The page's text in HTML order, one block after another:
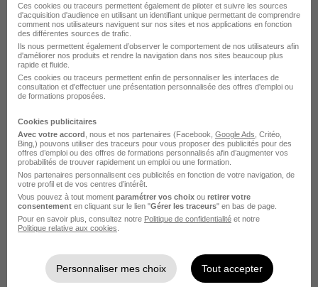
Référent Sécurité Boulogne
Billancourt - Nantes H/F
Boulogne-Billancourt - 92 CDI
Voir l’offre
Ces cookies ou traceurs permettent également de piloter et suivre les sources
d'acquisition d'audience en utilisant un identifiant unique permettant de comprendre
comment nos utilisateurs naviguent sur nos sites et nos applications en fonction
des différentes sources de trafic.
Ils nous permettent également d’observer le comportement de nos utilisateurs afin
d'améliorer nos produits et rendre la navigation dans nos sites beaucoup plus
rapide et fluide.
Ces cookies ou traceurs permettent enfin de personnaliser les interfaces de
consultation et d'effectuer une présentation personnalisée des offres d'emploi ou
de formations proposées.
Cookies publicitaires
Avec votre accord , nous et nos partenaires (Facebook, Google Ads , Critéo,
Bing,) pouvons utiliser des traceurs pour vous proposer des publicités pour des
offres d’emploi ou des offres de formations personnalisés afin d’augmenter vos
probabilités de trouver rapidement un emploi ou une formation.
Nos partenaires personnalisent ces publicités en fonction de votre navigation, de
votre profil et de vos centres d’intérêt.
Vous pouvez à tout moment paramétrer vos choix ou retirer votre
consentement en cliquant sur le lien "Gérer les traceurs" en bas de page.
Pour en savoir plus, consultez notre Politique de confidentialité et notre
Politique relative aux cookies
Personnaliser mes choix Tout accepter